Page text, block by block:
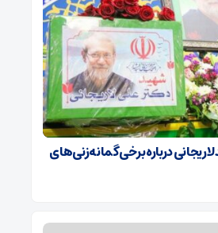
درباره برخی گمانه‌زنی‌های